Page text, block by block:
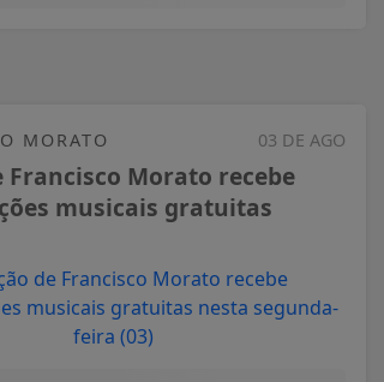
03 DE AGO
MORATO
Francisco Morato recebe
musicais gratuitas